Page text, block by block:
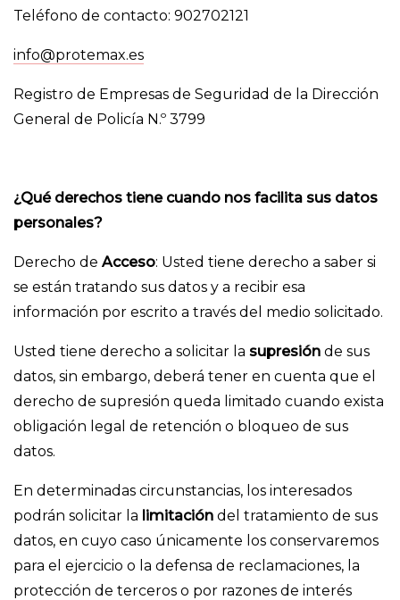
Teléfono de contacto: 902702121
info@protemax.es
Registro de Empresas de Seguridad de la Dirección
General de Policía N.º 3799
¿Qué derechos tiene cuando nos facilita sus datos
personales?
Derecho de Acceso: Usted tiene derecho a saber si
se están tratando sus datos y a recibir esa
información por escrito a través del medio solicitado.
Usted tiene derecho a solicitar la supresión de sus
datos, sin embargo, deberá tener en cuenta que el
derecho de supresión queda limitado cuando exista
obligación legal de retención o bloqueo de sus
datos.
En determinadas circunstancias, los interesados
podrán solicitar la limitación del tratamiento de sus
datos, en cuyo caso únicamente los conservaremos
para el ejercicio o la defensa de reclamaciones, la
protección de terceros o por razones de interés